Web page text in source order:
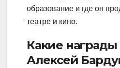
образование и где он
театре и кино.
Какие
Алексей